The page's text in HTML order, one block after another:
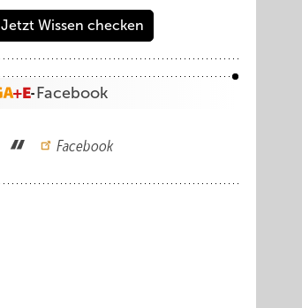
Jetzt Wissen checken
Facebook
Facebook